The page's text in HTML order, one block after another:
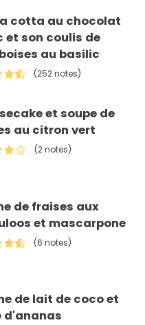
cotta au chocolat
et son coulis de
au basilic
(252 notes)
et soupe de
au citron vert
(2 notes)
de fraises aux
et mascarpone
(6 notes)
de lait de coco et
d'ananas